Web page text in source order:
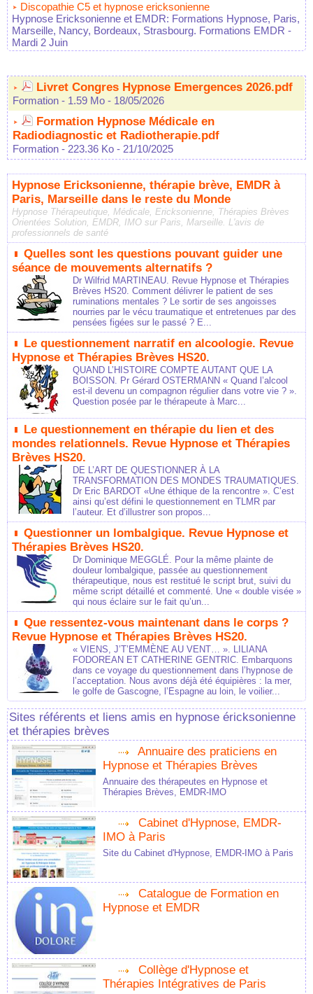
Discopathie C5 et hypnose ericksonienne
Hypnose Ericksonienne et EMDR: Formations Hypnose, Paris,
Marseille, Nancy, Bordeaux, Strasbourg. Formations EMDR -
Mardi 2 Juin
Livret Congres Hypnose Emergences 2026.pdf
Formation - 1.59 Mo - 18/05/2026
Formation Hypnose Médicale en
Radiodiagnostic et Radiotherapie.pdf
Formation - 223.36 Ko - 21/10/2025
Hypnose Ericksonienne, thérapie brève, EMDR à
Paris, Marseille dans le reste du Monde
Hypnose Thérapeutique, Médicale, Ericksonienne, Thérapies Brèves
Orientées Solution, EMDR, IMO sur Paris, Marseille. L'avis de
professionnels de santé
Quelles sont les questions pouvant guider une
séance de mouvements alternatifs ?
Dr Wilfrid MARTINEAU. Revue Hypnose et Thérapies
Brèves HS20. Comment délivrer le patient de ses
ruminations mentales ? Le sortir de ses angoisses
nourries par le vécu traumatique et entretenues par des
pensées figées sur le passé ? E...
Le questionnement narratif en alcoologie. Revue
Hypnose et Thérapies Brèves HS20.
QUAND L’HISTOIRE COMPTE AUTANT QUE LA
BOISSON. Pr Gérard OSTERMANN « Quand l’alcool
est-il devenu un compagnon régulier dans votre vie ? ».
Question posée par le thérapeute à Marc...
Le questionnement en thérapie du lien et des
mondes relationnels. Revue Hypnose et Thérapies
Brèves HS20.
DE L’ART DE QUESTIONNER À LA
TRANSFORMATION DES MONDES TRAUMATIQUES.
Dr Eric BARDOT «Une éthique de la rencontre ». C’est
ainsi qu’est défini le questionnement en TLMR par
l’auteur. Et d’illustrer son propos...
Questionner un lombalgique. Revue Hypnose et
Thérapies Brèves HS20.
Dr Dominique MEGGLÉ. Pour la même plainte de
douleur lombalgique, passée au questionnement
thérapeutique, nous est restitué le script brut, suivi du
même script détaillé et commenté. Une « double visée »
qui nous éclaire sur le fait qu’un...
Que ressentez-vous maintenant dans le corps ?
Revue Hypnose et Thérapies Brèves HS20.
« VIENS, J’T’EMMÈNE AU VENT… ». LILIANA
FODOREAN ET CATHERINE GENTRIC. Embarquons
dans ce voyage du questionnement dans l’hypnose de
l’acceptation. Nous avons déjà été équipières : la mer,
le golfe de Gascogne, l’Espagne au loin, le voilier...
Sites référents et liens amis en hypnose éricksonienne
et thérapies brèves
Annuaire des praticiens en
Hypnose et Thérapies Brèves
Annuaire des thérapeutes en Hypnose et
Thérapies Brèves, EMDR-IMO
Cabinet d'Hypnose, EMDR-
IMO à Paris
Site du Cabinet d'Hypnose, EMDR-IMO à Paris
Catalogue de Formation en
Hypnose et EMDR
Collège d'Hypnose et
Thérapies Intégratives de Paris